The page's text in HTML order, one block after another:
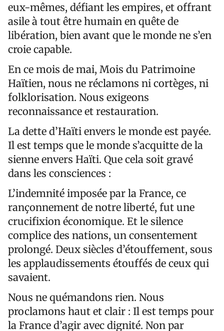
eux-mêmes, défiant les empires, et offrant
asile à tout être humain en quête de
libération, bien avant que le monde ne s’en
croie capable.
En ce mois de mai, Mois du Patrimoine
Haïtien, nous ne réclamons ni cortèges, ni
folklorisation. Nous exigeons
reconnaissance et restauration.
La dette d’Haïti envers le monde est payée.
Il est temps que le monde s’acquitte de la
sienne envers Haïti. Que cela soit gravé
dans les consciences :
L’indemnité imposée par la France, ce
rançonnement de notre liberté, fut une
crucifixion économique. Et le silence
complice des nations, un consentement
prolongé. Deux siècles d’étouffement, sous
les applaudissements étouffés de ceux qui
savaient.
Nous ne quémandons rien. Nous
proclamons haut et clair : Il est temps pour
la France d’agir avec dignité. Non par